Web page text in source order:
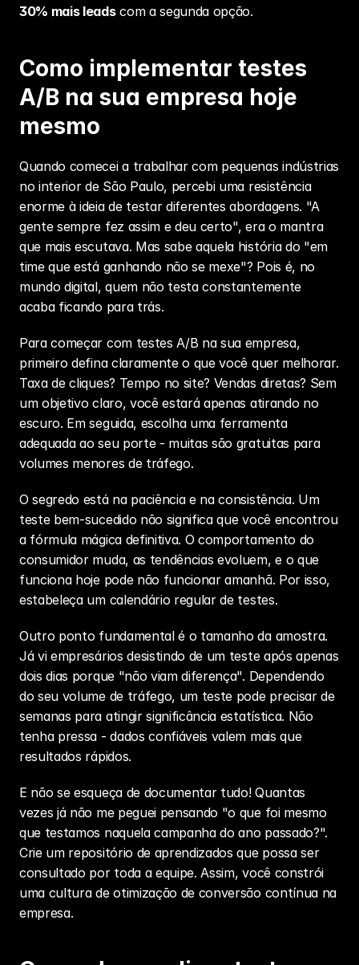
30% mais leads com a segunda opção.
Como implementar testes
A/B na sua empresa hoje
mesmo
Quando comecei a trabalhar com pequenas indústrias
no interior de São Paulo, percebi uma resistência
enorme à ideia de testar diferentes abordagens. "A
gente sempre fez assim e deu certo", era o mantra
que mais escutava. Mas sabe aquela história do "em
time que está ganhando não se mexe"? Pois é, no
mundo digital, quem não testa constantemente
acaba ficando para trás.
Para começar com testes A/B na sua empresa,
primeiro defina claramente o que você quer melhorar.
Taxa de cliques? Tempo no site? Vendas diretas? Sem
um objetivo claro, você estará apenas atirando no
escuro. Em seguida, escolha uma ferramenta
adequada ao seu porte - muitas são gratuitas para
volumes menores de tráfego.
O segredo está na paciência e na consistência. Um
teste bem-sucedido não significa que você encontrou
a fórmula mágica definitiva. O comportamento do
consumidor muda, as tendências evoluem, e o que
funciona hoje pode não funcionar amanhã. Por isso,
estabeleça um calendário regular de testes.
Outro ponto fundamental é o tamanho da amostra.
Já vi empresários desistindo de um teste após apenas
dois dias porque "não viam diferença". Dependendo
do seu volume de tráfego, um teste pode precisar de
semanas para atingir significância estatística. Não
tenha pressa - dados confiáveis valem mais que
resultados rápidos.
E não se esqueça de documentar tudo! Quantas
vezes já não me peguei pensando "o que foi mesmo
que testamos naquela campanha do ano passado?".
Crie um repositório de aprendizados que possa ser
consultado por toda a equipe. Assim, você constrói
uma cultura de otimização de conversão contínua na
empresa.